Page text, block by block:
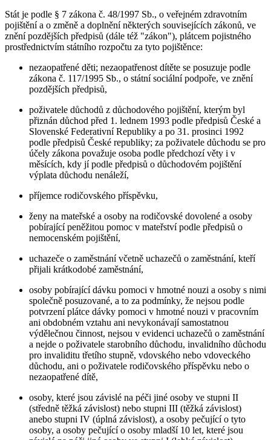
Stát je podle § 7 zákona č. 48/1997 Sb., o veřejném zdravotním
pojištění a o změně a doplnění některých souvisejících zákonů, ve
znění pozdějších předpisů (dále též "zákon"), plátcem pojistného
prostřednictvím státního rozpočtu za tyto pojištěnce:
nezaopatřené děti; nezaopatřenost dítěte se posuzuje podle
zákona č. 117/1995 Sb., o státní sociální podpoře, ve znění
pozdějších předpisů,
poživatele důchodů z důchodového pojištění, kterým byl
přiznán důchod před 1. lednem 1993 podle předpisů České a
Slovenské Federativní Republiky a po 31. prosinci 1992
podle předpisů České republiky; za poživatele důchodu se pro
účely zákona považuje osoba podle předchozí věty i v
měsících, kdy jí podle předpisů o důchodovém pojištění
výplata důchodu nenáleží,
příjemce rodičovského příspěvku,
ženy na mateřské a osoby na rodičovské dovolené a osoby
pobírající peněžitou pomoc v mateřství podle předpisů o
nemocenském pojištění,
uchazeče o zaměstnání včetně uchazečů o zaměstnání, kteří
přijali krátkodobé zaměstnání,
osoby pobírající dávku pomoci v hmotné nouzi a osoby s nimi
společně posuzované, a to za podmínky, že nejsou podle
potvrzení plátce dávky pomoci v hmotné nouzi v pracovním
ani obdobném vztahu ani nevykonávají samostatnou
výdělečnou činnost, nejsou v evidenci uchazečů o zaměstnání
a nejde o poživatele starobního důchodu, invalidního důchodu
pro invaliditu třetího stupně, vdovského nebo vdoveckého
důchodu, ani o poživatele rodičovského příspěvku nebo o
nezaopatřené dítě,
osoby, které jsou závislé na péči jiné osoby ve stupni II
(středně těžká závislost) nebo stupni III (těžká závislost)
anebo stupni IV (úplná závislost), a osoby pečující o tyto
osoby, a osoby pečující o osoby mladší 10 let, které jsou